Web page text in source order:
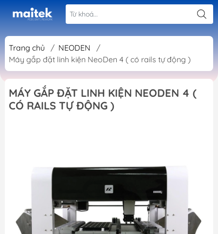
Trang chủ / NEODEN
/
Máy gắp đặt linh kiện NeoDen 4 ( có rails tự động )
MÁY GẮP ĐẶT LINH KIỆN NEODEN 4 (
CÓ RAILS TỰ ĐỘNG )